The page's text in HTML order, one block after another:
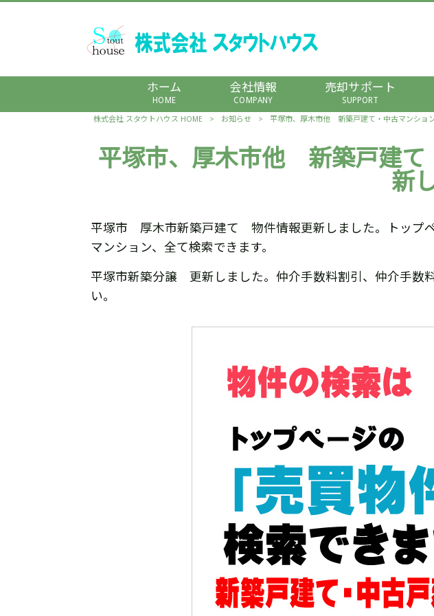
ホーム
HOME
会社情報
COMPANY
売却サポート
SUPPORT
株式会社 スタウトハウス HOME > お知らせ > 平塚市、厚木市他 新築戸建て・中古マンショ
平塚市、厚木市他 新築戸建
新
平塚市 厚木市新築戸建て 物件情報更新しました。トップ
マンション、全て検索できます。
平塚市新築分譲 更新しました。仲介手数料割引、仲介手数
い。